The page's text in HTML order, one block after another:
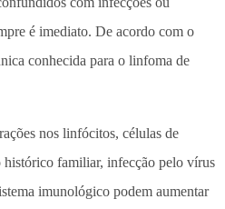
é imediato. De acordo com o
conhecida para o linfoma de
nos linfócitos, células de
histórico familiar, infecção pelo vírus
imunológico podem aumentar